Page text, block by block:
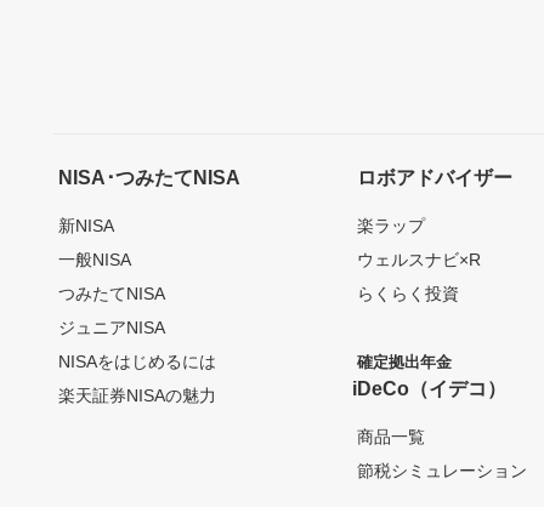
NISA･つみたてNISA
新NISA
一般NISA
つみたてNISA
ジュニアNISA
NISAをはじめるには
楽天証券NISAの魅力
ロボアドバイザー
楽ラップ
ウェルスナビ×R
らくらく投資
確定拠出年金
iDeCo（イデコ）
商品一覧
節税シミュレーション